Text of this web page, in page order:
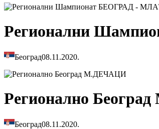
Регионални
Београд08.11.2020.
Регионално
Београд08.11.2020.